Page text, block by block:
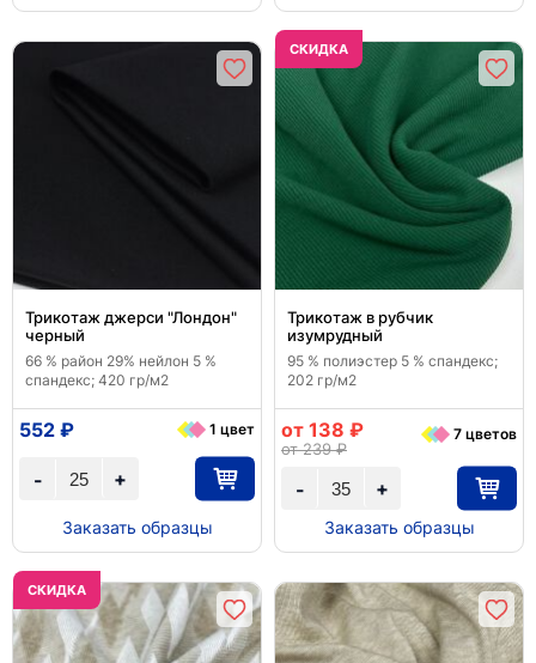
Трикотаж джерси "Лондон"
черный
66 % район 29% нейлон 5 %
спандекс; 420 гр/м2
+
-
552 ₽ 1 цвет
Заказать образцы
CКИДКА
Трикотаж в рубчик
изумрудный
95 % полиэстер 5 % спандекс;
202 гр/м2
+
-
от 138 ₽
от 239 ₽
7 цветов
Заказать образцы
CКИДКА